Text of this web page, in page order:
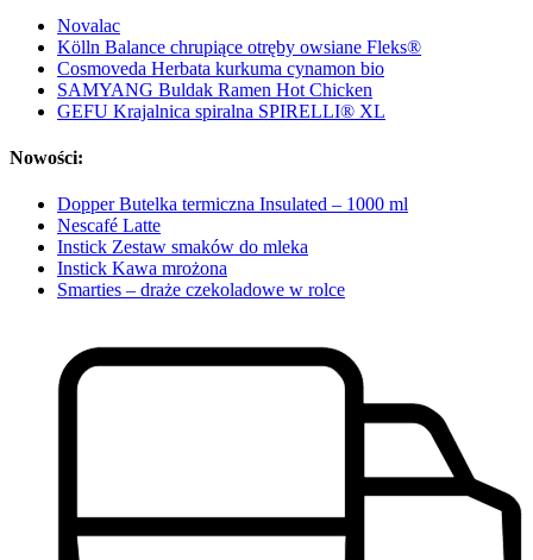
Novalac
Kölln Balance chrupiące otręby owsiane Fleks®
Cosmoveda Herbata kurkuma cynamon bio
SAMYANG Buldak Ramen Hot Chicken
GEFU Krajalnica spiralna SPIRELLI® XL
Nowości:
Dopper Butelka termiczna Insulated – 1000 ml
Nescafé Latte
Instick Zestaw smaków do mleka
Instick Kawa mrożona
Smarties – draże czekoladowe w rolce